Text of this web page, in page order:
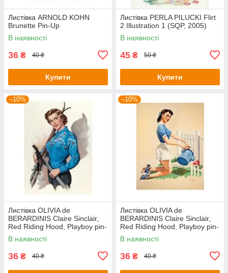
Листівка ARNOLD KOHN
Brunette Pin-Up
В наявності
36 ₴ 40 ₴
Купити
Листівка PERLA PILUCKI Flirt
2 Illustration 1 (SQP, 2005)
В наявності
45 ₴ 50 ₴
Купити
–10%
Листівка OLIVIA de
BERARDINIS Claire Sinclair,
Red Riding Hood, Playboy pin-
up, October 2010
В наявності
36 ₴ 40 ₴
–10%
Листівка OLIVIA de
BERARDINIS Claire Sinclair,
Red Riding Hood, Playboy pin-
up, October 2010
В наявності
36 ₴ 40 ₴